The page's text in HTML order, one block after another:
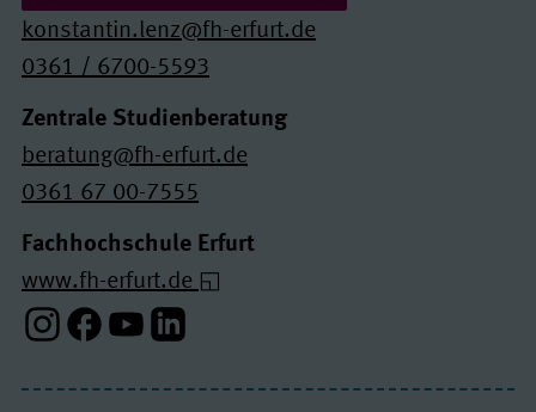
konstantin.lenz@fh-erfurt.de
0361 / 6700-5593
Zentrale Studienberatung
beratung@fh-erfurt.de
0361 67 00-7555
Fachhochschule Erfurt
www.fh-erfurt.de
Instagram-Profil
Facebook-Profil
Youtube-Profil
Linkedin-Profil